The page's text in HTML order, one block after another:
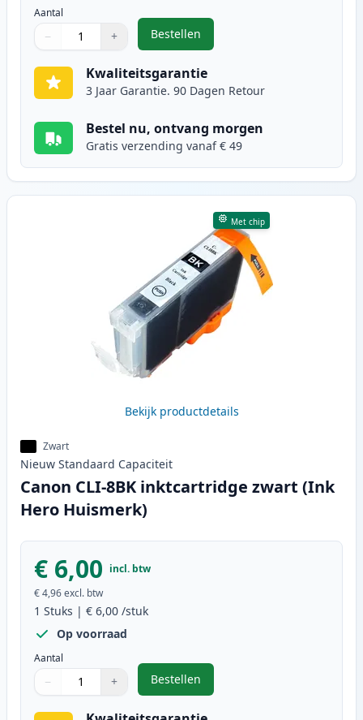
Aantal
Gebruik de knoppen om aan te passen
− +
1
Bestellen
,Canon PGI-5BK inktcartridge
Kwaliteitsgarantie
3 Jaar Garantie. 90 Dagen Retour
Bestel nu, ontvang morgen
Gratis verzending vanaf € 49
Met chip
Bekijk productdetails
Zwart
Nieuw Standaard Capaciteit
Canon CLI-8BK inktcartridge zwart (Ink
Hero Huismerk)
€ 6,00 incl. btw
€ 4,96excl. btw
1 Stuks | € 6,00 /stuk
Op voorraad
Aantal
Gebruik de knoppen om aan te passen
− +
1
Bestellen
,Canon CLI-8BK inktcartridge